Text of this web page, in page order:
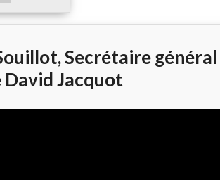
Secrétaire
David Jacquot